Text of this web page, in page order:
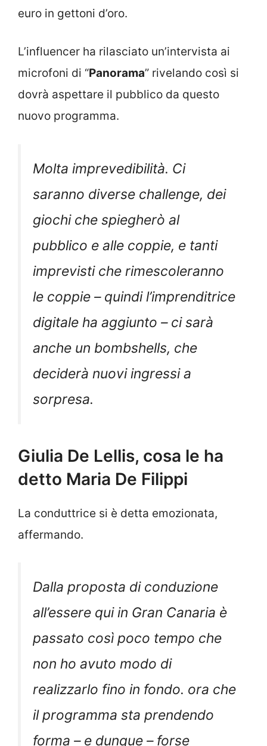
euro in gettoni d’oro.
L’influencer ha rilasciato un’intervista ai
microfoni di “Panorama” rivelando così si
dovrà aspettare il pubblico da questo
nuovo programma.
Molta imprevedibilità. Ci
saranno diverse challenge, dei
giochi che spiegherò al
pubblico e alle coppie, e tanti
imprevisti che rimescoleranno
le coppie – quindi l’imprenditrice
digitale ha aggiunto – ci sarà
anche un bombshells, che
deciderà nuovi ingressi a
sorpresa.
Giulia De Lellis, cosa le ha
detto Maria De Filippi
La conduttrice si è detta emozionata,
affermando.
Dalla proposta di conduzione
all’essere qui in Gran Canaria è
passato così poco tempo che
non ho avuto modo di
realizzarlo fino in fondo. ora che
il programma sta prendendo
forma – e dunque – forse